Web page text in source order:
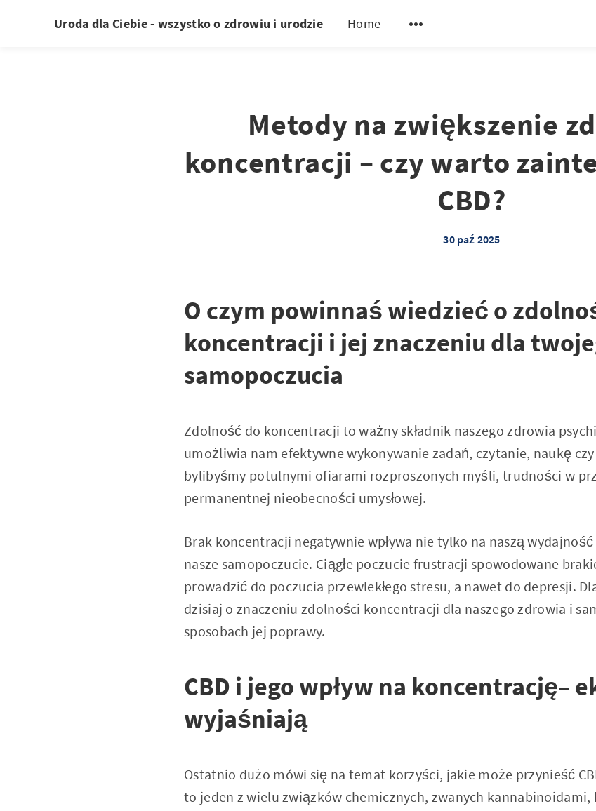
Uroda dla Ciebie - wszystko o zdrowiu i urodzie Home
Metody na zwiększenie
koncentracji – czy warto
CBD?
30 paź 2025
O czym powinnaś wiedzieć o
koncentracji i jej znaczeniu dla
samopoczucia
Zdolność do koncentracji to ważny składnik naszego zdrowia
umożliwia nam efektywne wykonywanie zadań, czytanie, naukę
bylibyśmy potulnymi ofiarami rozproszonych myśli, trudności w
permanentnej nieobecności umysłowej.
Brak koncentracji negatywnie wpływa nie tylko na naszą
nasze samopoczucie. Ciągłe poczucie frustracji spowodowane
prowadzić do poczucia przewlekłego stresu, a nawet do depresji.
dzisiaj o znaczeniu zdolności koncentracji dla naszego zdrowia i
sposobach jej poprawy.
CBD i jego wpływ na koncentrację–
wyjaśniają
Ostatnio dużo mówi się na temat korzyści, jakie może przynieść
to jeden z wielu związków chemicznych, zwanych